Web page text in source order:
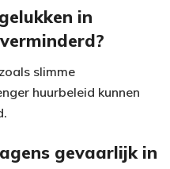
in
slimme
huurbeleid kunnen
gevaarlijk in